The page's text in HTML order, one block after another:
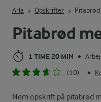
Pitabrød
1 TIME 20 MIN •
(10)
•
Nem opskrift på pitabrød
Arla Opskrifter